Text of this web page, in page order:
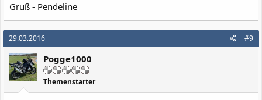
Gruß - Pendeline
29.03.2016 #9
Pogge1000
Themenstarter